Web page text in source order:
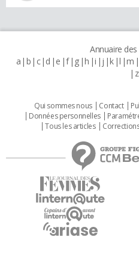
Annuaire
a b c d e f g h i j k l m
z
Qui sommes nous Contact
Données personnelles
Tous les articles